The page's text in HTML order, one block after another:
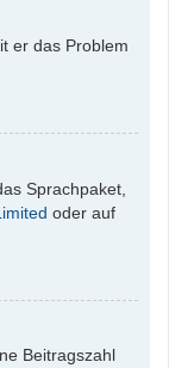
er das Problem
Sprachpaket,
oder auf
Beitragszahl